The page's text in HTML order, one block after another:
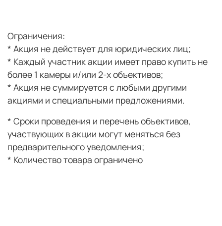
Ограничения:
* Акция не действует для юридических лиц;
* Каждый участник акции имеет право купить не
более 1 камеры и/или 2-х объективов;
* Акция не суммируется с любыми другими
акциями и специальными предложениями.
* Сроки проведения и перечень объективов,
участвующих вакции могут меняться без
предварительногоуведомления;
* Количество товара ограничено